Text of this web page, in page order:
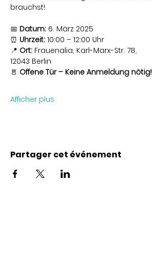
brauchst!
📅 Datum: 6. März 2025
⏰ Uhrzeit: 10:00 – 12:00 Uhr
📍 Ort: Frauenalia, Karl-Marx-Str. 78,
12043 Berlin
🚪 Offene Tür – Keine Anmeldung nötig!
Afficher plus
Partager cet événement